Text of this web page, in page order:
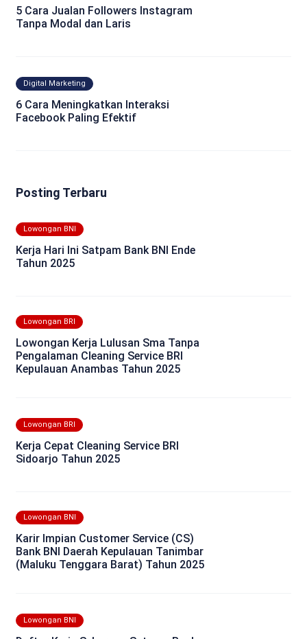
5 Cara Jualan Followers Instagram
Tanpa Modal dan Laris
Digital Marketing
6 Cara Meningkatkan Interaksi
Facebook Paling Efektif
Posting Terbaru
Lowongan BNI
Kerja Hari Ini Satpam Bank BNI Ende
Tahun 2025
Lowongan BRI
Lowongan Kerja Lulusan Sma Tanpa
Pengalaman Cleaning Service BRI
Kepulauan Anambas Tahun 2025
Lowongan BRI
Kerja Cepat Cleaning Service BRI
Sidoarjo Tahun 2025
Lowongan BNI
Karir Impian Customer Service (CS)
Bank BNI Daerah Kepulauan Tanimbar
(Maluku Tenggara Barat) Tahun 2025
Lowongan BNI